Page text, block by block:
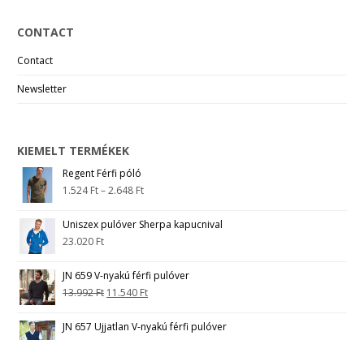
CONTACT
Contact
Newsletter
KIEMELT TERMÉKEK
Regent Férfi póló
1.524Ft–2.648 Ft
Uniszex pulóver Sherpa kapucnival
23.020 Ft
JN 659 V-nyakú férfi pulóver
13.992Ft 11.540 Ft
JN 657 Ujjatlan V-nyakú férfi pulóver